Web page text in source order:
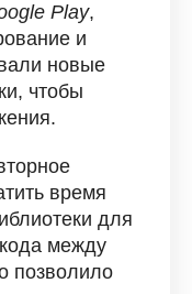
Play,
и
новые
чтобы
время
для
между
позволило